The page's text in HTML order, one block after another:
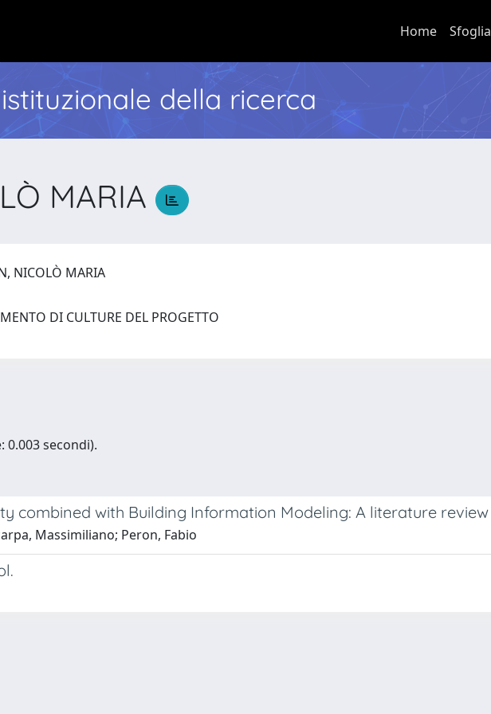
Home Sfoglia
della ricerca
MARIA
NICOLÒ MARIA
DI CULTURE DEL PROGETTO
0.003 secondi).
combined with Building Information Modeling: A literature review
Massimiliano; Peron, Fabio